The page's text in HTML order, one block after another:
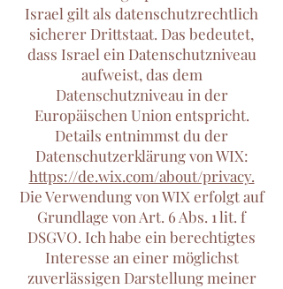
Israel gilt als datenschutzrechtlich
sicherer Drittstaat. Das bedeutet,
dass Israel ein Datenschutzniveau
aufweist, das dem
Datenschutzniveau in der
Europäischen Union entspricht.
Details entnimmst du der
Datenschutzerklärung von WIX:
https://de.wix.com/about/privacy.
Die Verwendung von WIX erfolgt auf
Grundlage von Art. 6 Abs. 1 lit. f
DSGVO. Ich habe ein berechtigtes
Interesse an einer möglichst
zuverlässigen Darstellung meiner